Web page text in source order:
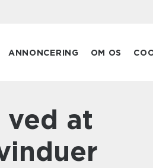
ANNONCERING OM OS